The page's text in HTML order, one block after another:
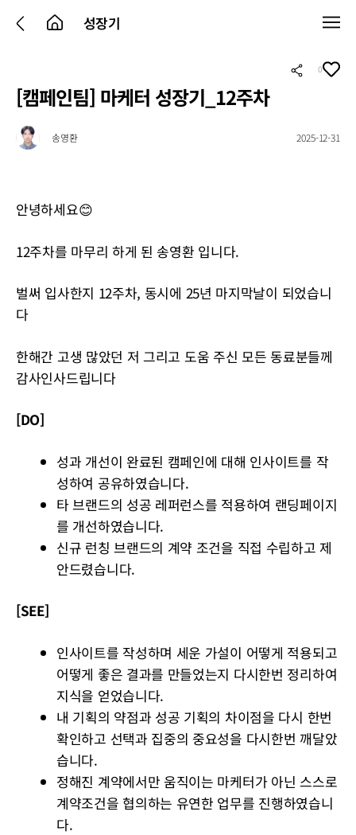
성장기
0
[캠페인팀] 마케터 성장기_12주차
송영환 2025-12-31
안녕하세요😊
12주차를 마무리 하게 된 송영환 입니다.
벌써 입사한지 12주차, 동시에 25년 마지막날이 되었습니
다
한해간 고생 많았던 저 그리고 도움 주신 모든 동료분들께
감사인사드립니다
[DO]
성과 개선이 완료된 캠페인에 대해 인사이트를 작
성하여 공유하였습니다.
타 브랜드의 성공 레퍼런스를 적용하여 랜딩페이지
를 개선하였습니다.
신규 런칭 브랜드의 계약 조건을 직접 수립하고 제
안드렸습니다.
[SEE]
인사이트를 작성하며 세운 가설이 어떻게 적용되고
어떻게 좋은 결과를 만들었는지 다시한번 정리하여
지식을 얻었습니다.
내 기획의 약점과 성공 기획의 차이점을 다시 한번
확인하고 선택과 집중의 중요성을 다시한번 깨달았
습니다.
정해진 계약에서만 움직이는 마케터가 아닌 스스로
계약조건을 협의하는 유연한 업무를 진행하였습니
다.